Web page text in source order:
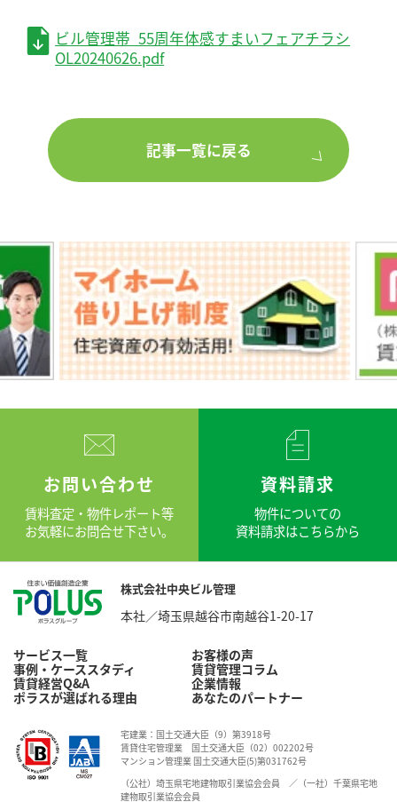
ビル管理帯_55周年体感すまいフェアチラシ
OL20240626.pdf
記事一覧に戻る
お問い合わせ
賃料査定・物件レポート等
お気軽にお問合せ下さい。
資料請求
物件についての
資料請求はこちらから
株式会社中央ビル管理
本社／埼玉県越谷市南越谷1-20-17
サービス一覧
事例・ケーススタディ
賃貸経営Q&A
ポラスが選ばれる理由
お客様の声
賃貸管理コラム
企業情報
あなたのパートナー
宅建業：国土交通大臣（9）第3918号
賃貸住宅管理業 国土交通大臣（02）002202号
マンション管理業 国土交通大臣(5)第031762号
（公社）埼玉県宅地建物取引業協会会員 ／（一社）千葉県宅地
建物取引業協会会員